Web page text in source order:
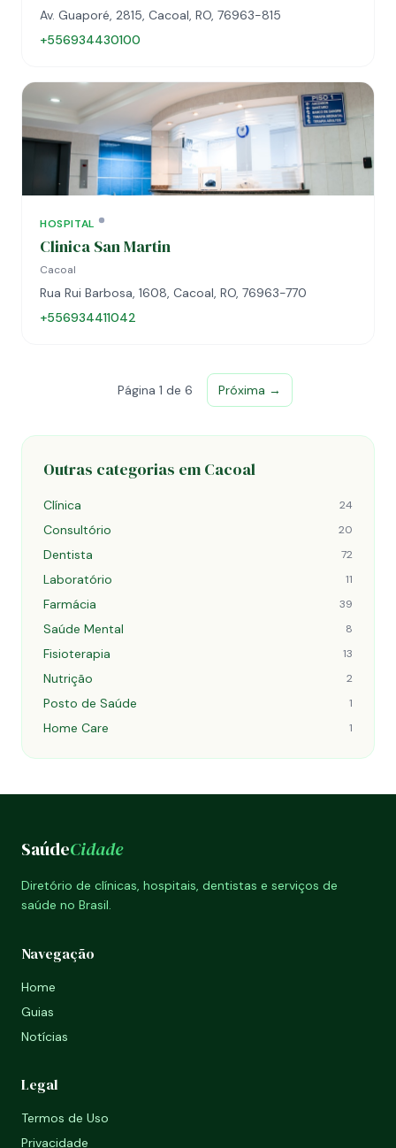
Av. Guaporé, 2815, Cacoal, RO, 76963-815
+556934430100
HOSPITAL
Clinica San Martin
Cacoal
Rua Rui Barbosa, 1608, Cacoal, RO, 76963-770
+556934411042
Página 1 de 6 Próxima →
Outras categorias em Cacoal
Clínica 24
Consultório 20
Dentista 72
Laboratório 11
Farmácia 39
Saúde Mental 8
Fisioterapia 13
Nutrição 2
Posto de Saúde 1
Home Care 1
SaúdeCidade
Diretório de clínicas, hospitais, dentistas e serviços de
saúde no Brasil.
Navegação
Home
Guias
Notícias
Legal
Termos de Uso
Privacidade